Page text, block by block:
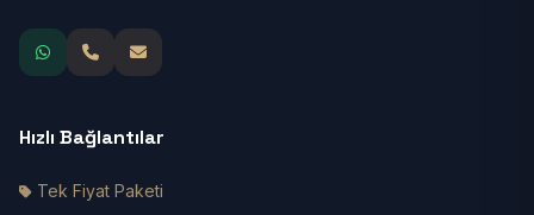
Hızlı Bağlantılar
Tek Fiyat Paketi